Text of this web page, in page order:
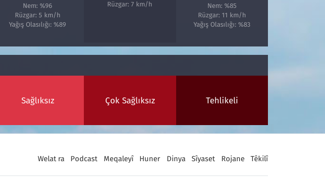
Nem: %96
Rüzgar: 5 km/h
Yağış Olasılığı: %89
Rüzgar: 7 km/h
Nem: %85
Rüzgar: 11 km/h
Yağış Olasılığı: %83
Sağlıksız Çok Sağlıksız Tehlikeli
Welat ra Podcast Meqaleyî Huner Dinya Sîyaset Rojane Têkilî